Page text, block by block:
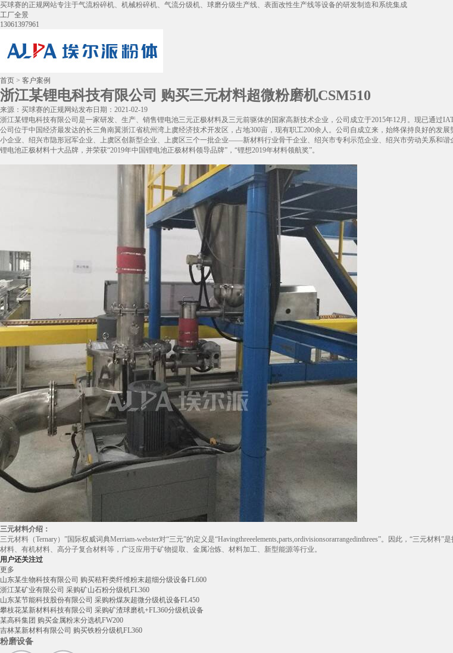
买球赛的正规网站专注于气流粉碎机、机械粉碎机、气流分级机、球磨分级生产线、表面改性生产线等设备的研发制造和系统集成
工厂全景
13061397961
首页 > 客户案例
浙江某锂电科技有限公司 购买三元材料超微粉磨机CSM510
来源：买球赛的正规网站发布日期：2021-02-19
浙江某锂电科技有限公司是一家研发、生产、销售锂电池三元正极材料及三元前驱体的国家高新技术企业，公司成立于2015年12月。现已通过
公司位于中国经济最发达的长三角南翼浙江省杭州湾上虞经济技术开发区，占地300亩，现有职工200余人。公司自成立来，始终保持良好的
小企业、绍兴市隐形冠军企业、上虞区创新型企业、上虞区三个一批企业——新材料行业骨干企业、绍兴市专利示范企业、绍兴市劳动关系和
锂电池正极材料十大品牌，并荣获“2019年中国锂电池正极材料领导品牌”，“锂想2019年材料领航奖”。
三元材料介绍：
三元材料（Ternary）”国际权威词典Merriam-webster对“三元”的定义是“Havingthreeelements,parts,ordivisionsorarrangedinthrees”。因此，“三元
材料、有机材料、高分子复合材料等，广泛应用于矿物提取、金属冶炼、材料加工、新型能源等行业。
用户还关注过
更多
山东某生物科技有限公司 购买秸秆类纤维粉末超细分级设备FL600
浙江某矿业有限公司 采购矿山石粉分级机FL360
山东某节能科技股份有限公司 采购粉煤灰超微分级机设备FL450
攀枝花某新材料科技有限公司 采购矿渣球磨机+FL360分级机设备
某高科集团 购买金属粉末分选机FW200
吉林某新材料有限公司 购买铁粉分级机FL360
粉磨设备